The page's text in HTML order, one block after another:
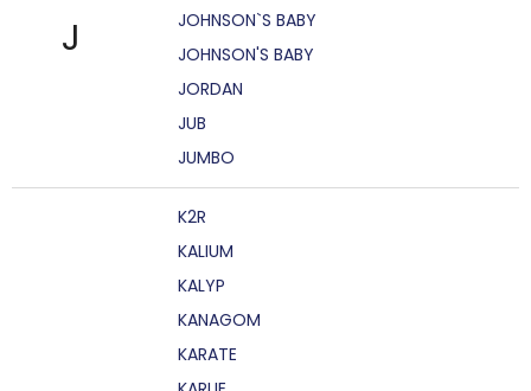
J
JOHNSON`S BABY
JOHNSON'S BABY
JORDAN
JUB
JUMBO
K2R
KALIUM
KALYP
KANAGOM
KARATE